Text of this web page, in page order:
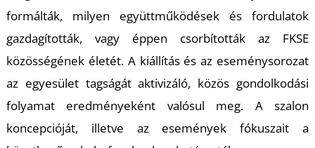
formálták, milyen együttműködések és fordulatok
gazdagították, vagy éppen csorbították az FKSE
közösségének életét. A kiállítás és az eseménysorozat
az egyesület tagságát aktivizáló, közös gondolkodási
folyamat eredményeként valósul meg. A szalon
koncepcióját, illetve az események fókuszait a